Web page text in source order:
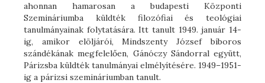
ahonnan hamarosan a budapesti Központi
Szemináriumba küldték filozófiai és teológiai
tanulmányainak folytatására. Itt tanult 1949. január 14-
ig, amikor elöljárói, Mindszenty József bíboros
szándékának megfelelően, Gánóczy Sándorral együtt,
Párizsba küldték tanulmányai elmélyítésére. 1949–1951-
ig a párizsi szemináriumban tanult.